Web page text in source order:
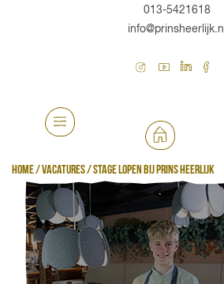
013-5421618
info@prinsheerlijk.nl
Home/Vacatures/Stage lopen bij prins heerlijk